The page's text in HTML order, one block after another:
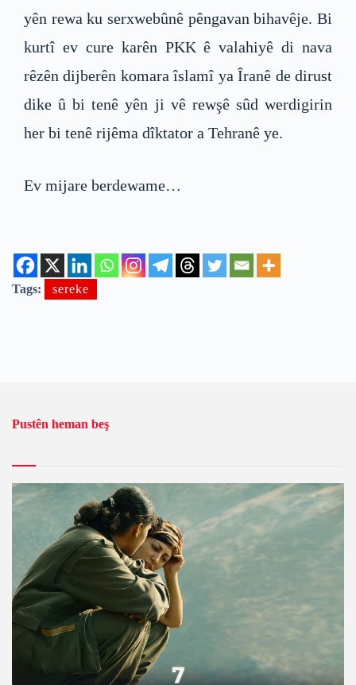
yên rewa ku serxwebûnê pêngavan bihavêje. Bi
kurtî ev cure karên PKK ê valahiyê di nava
rêzên dijberên komara îslamî ya Îranê de dirust
dike û bi tenê yên ji vê rewşê sûd werdigirin
her bi tenê rijêma dîktator a Tehranê ye.
Ev mijare berdewame…
Tags: sereke
Pustên heman beş